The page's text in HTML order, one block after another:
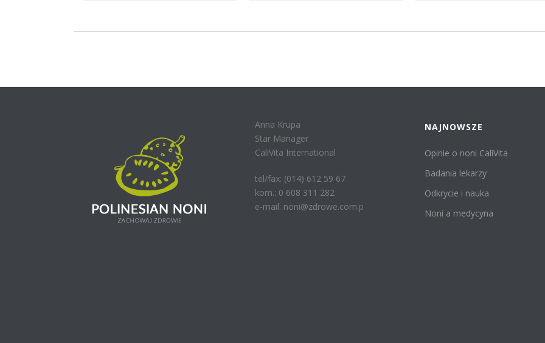
Anna Krupa
Star Manager
CaliVita International
tel/fax: (014) 612 59 67
kom.: 0 608 311 282
e-mail: noni@zdrowe.com.p
NAJNOWSZE
Opinie o noni CaliVita
Badania lekarzy
Odkrycie i nauka
Noni a medycyna